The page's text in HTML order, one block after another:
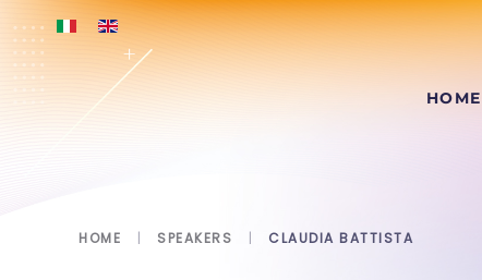
Skip to main content
HOME
HOME SPEAKERS CLAUDIA BATTISTA